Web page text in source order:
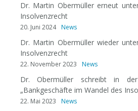
Dr. Martin Obermüller erneut
Insolvenzrecht
20. Juni 2024 News
Dr. Martin Obermüller wieder
Insolvenzrecht
22. November 2023 News
Dr. Obermüller schreibt in
„Bankgeschäfte im Wandel des
22. Mai 2023 News